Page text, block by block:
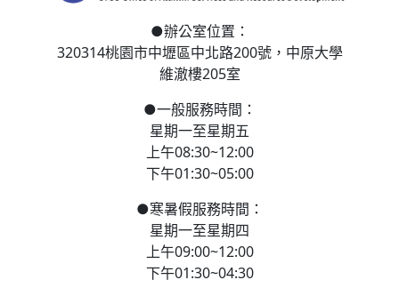
●辦公室位置：
320314桃園市中壢區中北路200號， 中原大學
維澈樓205室
●一般服務時間：
星期一至星期五
上午08:30~12:00
下午01:30~05:00
●寒暑假服務時間：
星期一至星期四
上午09:00~12:00
下午01:30~04:30